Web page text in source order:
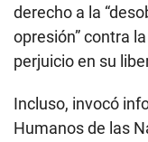
derecho a la
opresión” contra
perjuicio en su
Incluso, invocó
Humanos de las